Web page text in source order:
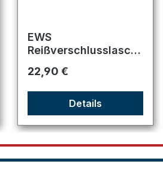
EWS
Reißverschlusslasch
9205-1 / 9224 / 9220
Regulärer Preis:
22,90 €
Details